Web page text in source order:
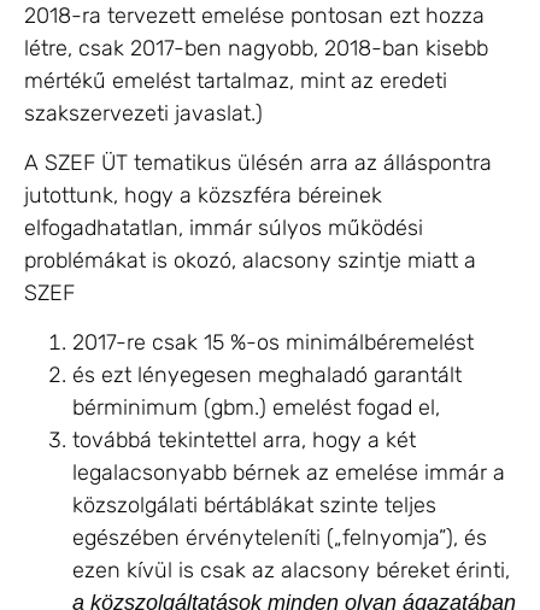
2018-ra tervezett emelése pontosan ezt hozza
létre, csak 2017-ben nagyobb, 2018-ban kisebb
mértékű emelést tartalmaz, mint az eredeti
szakszervezeti javaslat.)
A SZEF ÜT tematikus ülésén arra az álláspontra
jutottunk, hogy a közszféra béreinek
elfogadhatatlan, immár súlyos működési
problémákat is okozó, alacsony szintje miatt a
SZEF
2017-re csak 15 %-os minimálbéremelést
és ezt lényegesen meghaladó garantált
bérminimum (gbm.) emelést fogad el,
továbbá tekintettel arra, hogy a két
legalacsonyabb bérnek az emelése immár a
közszolgálati bértáblákat szinte teljes
egészében érvényteleníti („felnyomja”), és
ezen kívül is csak az alacsony béreket érinti,
a közszolgáltatások minden olyan ágazatában